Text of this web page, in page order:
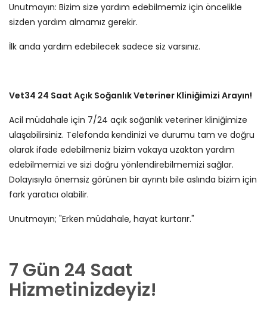
Unutmayın: Bizim size yardım edebilmemiz için öncelikle
sizden yardım almamız gerekir.
İlk anda yardım edebilecek sadece siz varsınız.
Vet34 24 Saat Açık Soğanlık Veteriner Kliniğimizi Arayın!
Acil müdahale için 7/24 açık soğanlık veteriner kliniğimize
ulaşabilirsiniz. Telefonda kendinizi ve durumu tam ve doğru
olarak ifade edebilmeniz bizim vakaya uzaktan yardım
edebilmemizi ve sizi doğru yönlendirebilmemizi sağlar.
Dolayısıyla önemsiz görünen bir ayrıntı bile aslında bizim için
fark yaratıcı olabilir.
Unutmayın; "Erken müdahale, hayat kurtarır."
7 Gün 24 Saat
Hizmetinizdeyiz!